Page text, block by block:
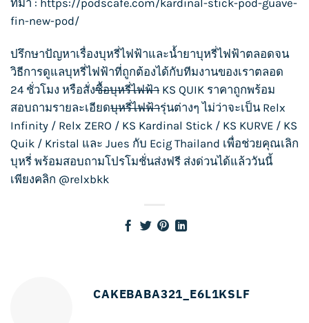
ที่มา : https://podscafe.com/kardinal-stick-pod-guave-
fin-new-pod/
ปรึกษาปัญหาเรื่องบุหรี่ไฟฟ้าและน้ำยาบุหรี่ไฟฟ้าตลอดจน
วิธีการดูแลบุหรี่ไฟฟ้าที่ถูกต้องได้กับทีมงานของเราตลอด
24 ชั่วโมง หรือสั่งซื้อบุหรี่ไฟฟ้า KS QUIK ราคาถูกพร้อม
สอบถามรายละเอียดบุหรี่ไฟฟ้ารุ่นต่างๆ ไม่ว่าจะเป็น Relx
Infinity / Relx ZERO / KS Kardinal Stick / KS KURVE / KS
Quik / Kristal และ Jues กับ Ecig Thailand เพื่อช่วยคุณเลิก
บุหรี่ พร้อมสอบถามโปรโมชั่นส่งฟรี ส่งด่วนได้แล้ววันนี้
เพียงคลิก @relxbkk
CAKEBABA321_E6L1KSLF